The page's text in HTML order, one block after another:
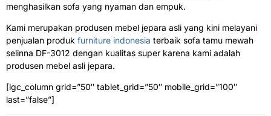
menghasilkan sofa yang nyaman dan empuk.
Kami merupakan produsen mebel jepara asli yang kini melayani
penjualan produk furniture indonesia terbaik sofa tamu mewah
selinna DF-3012 dengan kualitas super karena kami adalah
produsen mebel asli jepara.
[lgc_column grid=”50″ tablet_grid=”50″ mobile_grid=”100″
last=”false”]